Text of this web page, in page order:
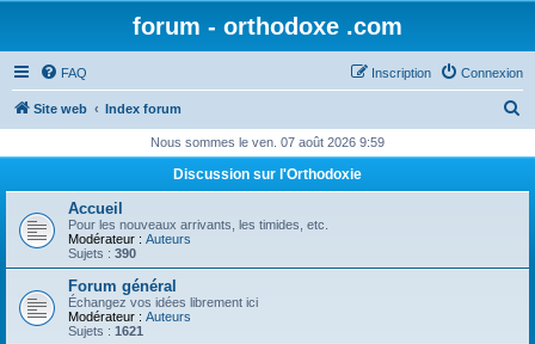
forum - orthodoxe .com
FAQ Connexion
Inscription
Site web Index forum
h
Nous sommes le ven. 07 août 2026 9:59
Discussion sur l'Orthodoxie
Accueil
Pour les nouveaux arrivants, les timides, etc.
Modérateur : Auteurs
Sujets : 390
Forum général
Échangez vos idées librement ici
Modérateur : Auteurs
Sujets : 1621